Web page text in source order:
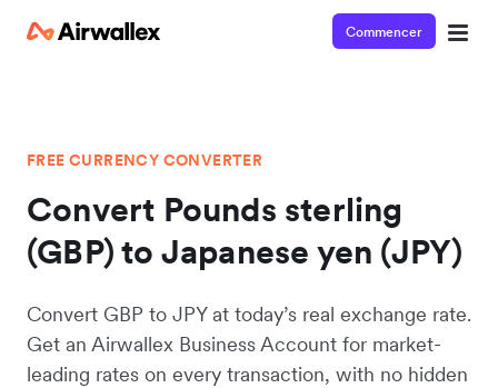
Commencer
FREE CURRENCY CONVERTER
Convert Pounds sterling
(GBP) to Japanese yen (JPY)
Convert GBP to JPY at today’s real exchange rate.
Get an Airwallex Business Account for market-
leading rates on every transaction, with no hidden